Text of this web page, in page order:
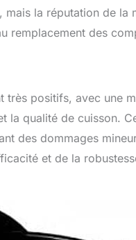
la réputation de
remplacement des
très positifs, avec une
la qualité de cuisson.
des dommages
et de la